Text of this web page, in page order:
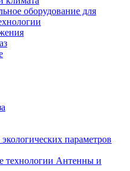
оборудование для
параметров
Антенны и